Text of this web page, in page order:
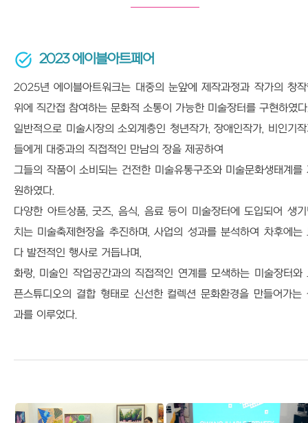
2023 에이블아트페어
2025년 에이블아트워크는 대중의 눈앞에 제작과정과 작가의 창
위에 직간접 참여하는 문화적 소통이 가능한 미술장터를 구현하였
일반적으로 미술시장의 소외계층인 청년작가, 장애인작가, 비인기
들에게 대중과의 직접적인 만남의 장을 제공하여
그들의 작품이 소비되는 건전한 미술유통구조와 미술문화생태계를
원하였다.
다양한 아트상품, 굿즈, 음식, 음료 등이 미술장터에 도입되어 생
치는 미술축제현장을 추진하며, 사업의 성과를 분석하여 차후에는
다 발전적인 행사로 거듭나며,
화랑, 미술인 작업공간과의 직접적인 연계를 모색하는 미술장터와
픈스튜디오의 결합 형태로 신선한 컬렉션 문화환경을 만들어가는
과를 이루었다.